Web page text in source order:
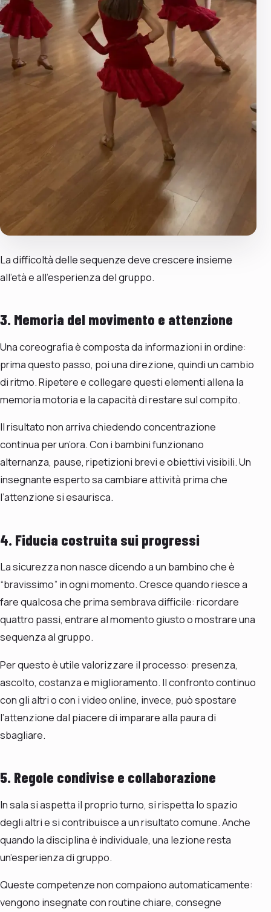
La difficoltà delle sequenze deve crescere insieme
all’età e all’esperienza del gruppo.
3. Memoria del movimento e attenzione
Una coreografia è composta da informazioni in ordine:
prima questo passo, poi una direzione, quindi un cambio
di ritmo. Ripetere e collegare questi elementi allena la
memoria motoria e la capacità di restare sul compito.
Il risultato non arriva chiedendo concentrazione
continua per un’ora. Con i bambini funzionano
alternanza, pause, ripetizioni brevi e obiettivi visibili. Un
insegnante esperto sa cambiare attività prima che
l’attenzione si esaurisca.
4. Fiducia costruita sui progressi
La sicurezza non nasce dicendo a un bambino che è
“bravissimo” in ogni momento. Cresce quando riesce a
fare qualcosa che prima sembrava difficile: ricordare
quattro passi, entrare al momento giusto o mostrare una
sequenza al gruppo.
Per questo è utile valorizzare il processo: presenza,
ascolto, costanza e miglioramento. Il confronto continuo
con gli altri o con i video online, invece, può spostare
l’attenzione dal piacere di imparare alla paura di
sbagliare.
5. Regole condivise e collaborazione
In sala si aspetta il proprio turno, si rispetta lo spazio
degli altri e si contribuisce a un risultato comune. Anche
quando la disciplina è individuale, una lezione resta
un’esperienza di gruppo.
Queste competenze non compaiono automaticamente:
vengono insegnate con routine chiare, consegne